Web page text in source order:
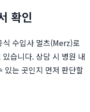
확인
수입사 멀츠(Merz)로
습니다. 상담 시 병원 내
있는 곳인지 먼저 판단할